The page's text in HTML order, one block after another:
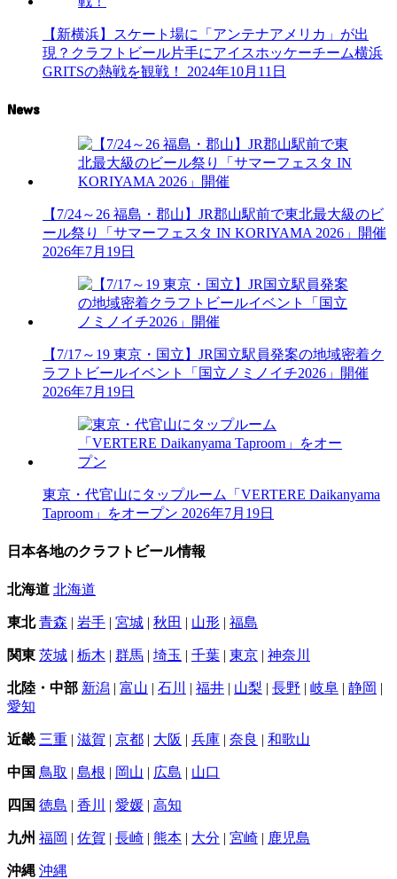
【新横浜】スケート場に「アンテナアメリカ」が出
現？クラフトビール片手にアイスホッケーチーム横浜
GRITSの熱戦を観戦！
2024年10月11日
News
【7/24～26 福島・郡山】JR郡山駅前で東北最大級のビ
ール祭り「サマーフェスタ IN KORIYAMA 2026」開催
2026年7月19日
【7/17～19 東京・国立】JR国立駅員発案の地域密着ク
ラフトビールイベント「国立ノミノイチ2026」開催
2026年7月19日
東京・代官山にタップルーム「VERTERE Daikanyama
Taproom」をオープン 2026年7月19日
日本各地のクラフトビール情報
北海道 北海道
東北 青森 | 岩手 | 宮城 | 秋田 | 山形 | 福島
関東 茨城 | 栃木 | 群馬 | 埼玉 | 千葉 | 東京 | 神奈川
北陸・中部 新潟 | 富山 | 石川 | 福井 | 山梨 | 長野 | 岐阜 | 静岡 |
愛知
近畿 三重 | 滋賀 | 京都 | 大阪 | 兵庫 | 奈良 | 和歌山
中国 鳥取 | 島根 | 岡山 | 広島 | 山口
四国 徳島 | 香川 | 愛媛 | 高知
九州 福岡 | 佐賀 | 長崎 | 熊本 | 大分 | 宮崎 | 鹿児島
沖縄 沖縄